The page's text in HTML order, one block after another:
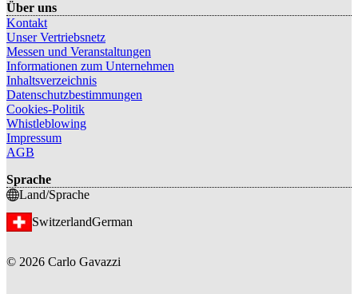
Über uns
Kontakt
Unser Vertriebsnetz
Messen und Veranstaltungen
Informationen zum Unternehmen
Inhaltsverzeichnis
Datenschutzbestimmungen
Cookies-Politik
Whistleblowing
Impressum
AGB
Sprache
Land/Sprache
SwitzerlandGerman
© 2026 Carlo Gavazzi